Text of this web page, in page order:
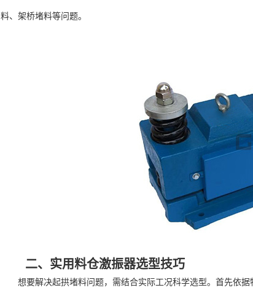
料、架桥堵料等问题。
二、实用料仓激振器选型技巧
想要解决起拱堵料问题，需结合实际工况科学选型。首先依据